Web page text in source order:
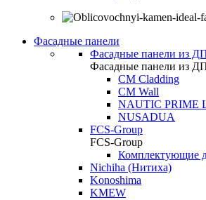
Фасадные панели
Фасадные панели из
Фасадные панели из
CM Cladding
CM Wall
NAUTIC PRIME
NUSADUA
FCS-Group
FCS-Group
Комплектующие
Nichiha (Нитиха)
Konoshima
KMEW